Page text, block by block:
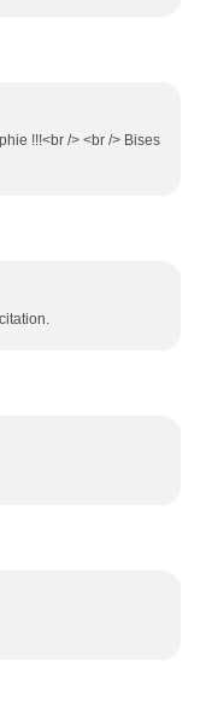
!!!<br /> <br /> Bises